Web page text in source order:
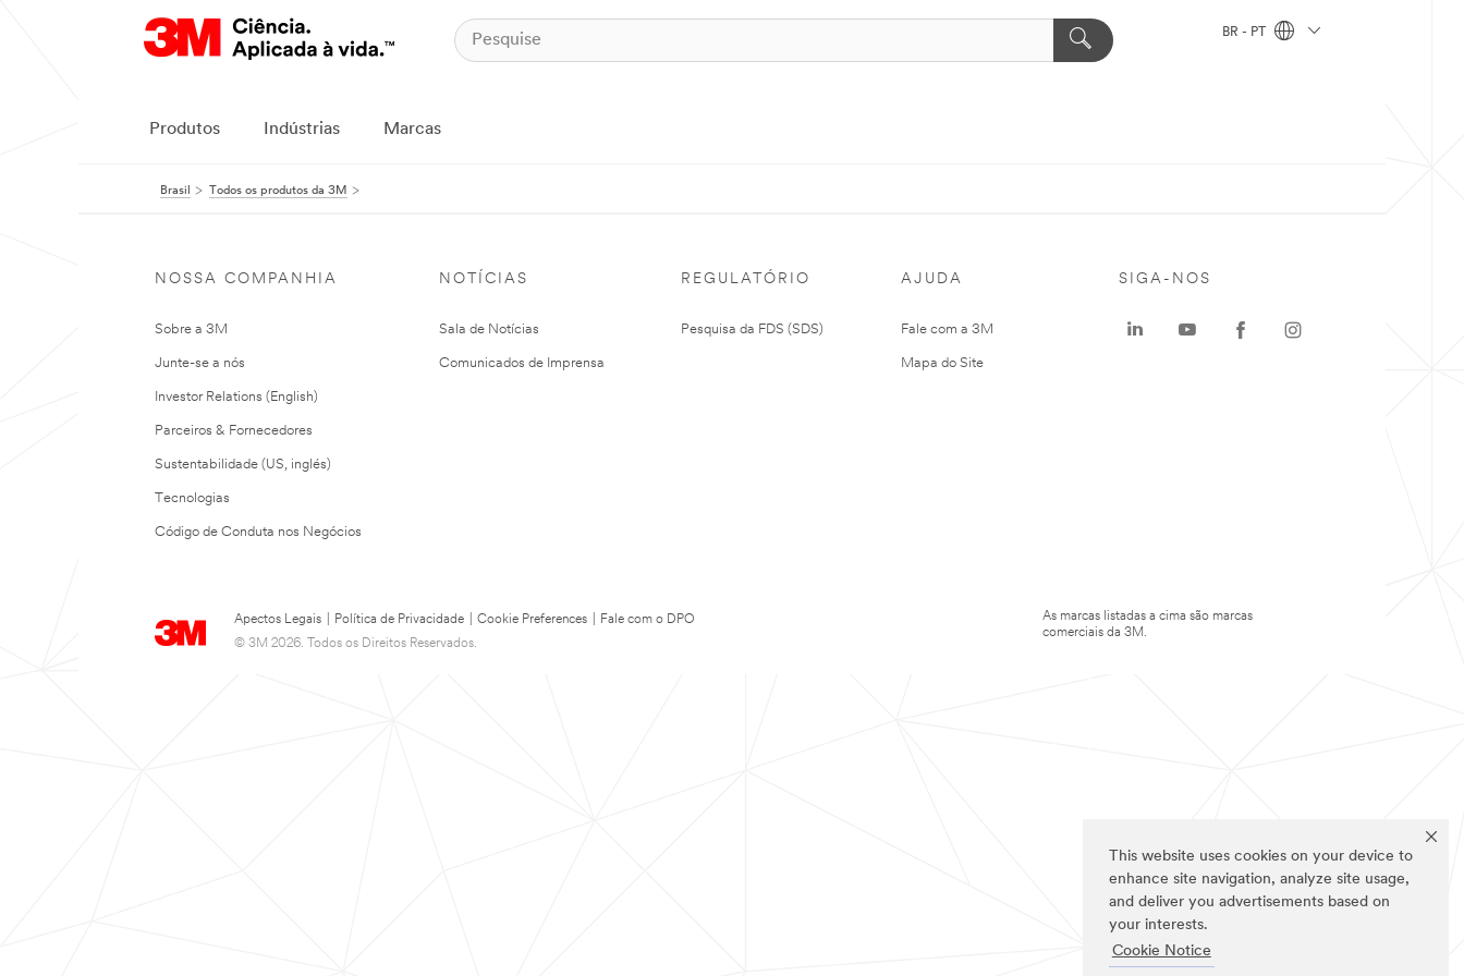
This website uses cookies on your device to
enhance site navigation, analyze site usage,
and deliver you advertisements based on
your interests.
Cookie Notice
BR - PT
Produtos Indústrias Marcas
Brasil Todos os produtos da 3M
NOSSA COMPANHIA
Sobre a 3M
Junte-se a nós
Investor Relations (English)
Parceiros & Fornecedores
Sustentabilidade (US, inglés)
Tecnologias
Código de Conduta nos Negócios
NOTÍCIAS
Sala de Notícias
Comunicados de Imprensa
REGULATÓRIO
Pesquisa da FDS (SDS)
AJUDA
Fale com a 3M
Mapa do Site
Apectos Legais Política de Privacidade Cookie Preferences
Fale com o DPO
© 3M 2026. Todos os Direitos Reservados.
SIGA-NOS
As marcas listadas a cima são marcas
comerciais da 3M.